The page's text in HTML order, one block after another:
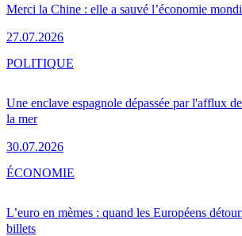
Merci la Chine : elle a sauvé l’économie
27.07.2026
Une enclave espagnole dépassée par l'afflux
la mer
30.07.2026
POLITIQUE
L’euro en mèmes : quand les Européens
billets
ÉCONOMIE